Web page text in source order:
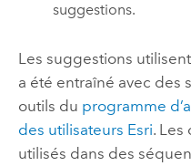
suggestions.
Les suggestions
a été entraîné avec des
outils du programme
des utilisateurs Esri. Les
utilisés dans des